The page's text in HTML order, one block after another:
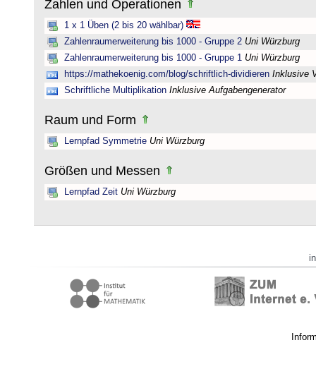
Zahlen und Operationen
1 x 1 Üben (2 bis 20 wählbar)
Zahlenraumerweiterung bis 1000 - Gruppe 2 Uni Würzburg
Zahlenraumerweiterung bis 1000 - Gruppe 1 Uni Würzburg
https://mathekoenig.com/blog/schriftlich-dividieren Inklusive
Schriftliche Multiplikation Inklusive Aufgabengenerator
Raum und Form
Lernpfad Symmetrie Uni Würzburg
Größen und Messen
Lernpfad Zeit Uni Würzburg